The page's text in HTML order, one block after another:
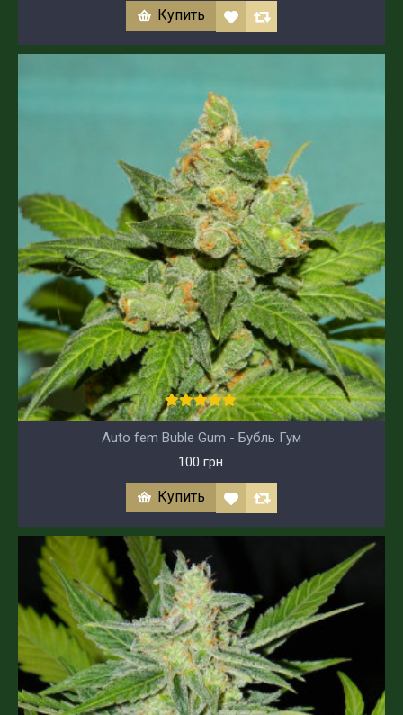
Купить
Auto fem Buble Gum - Бубль Гум
100 грн.
Купить